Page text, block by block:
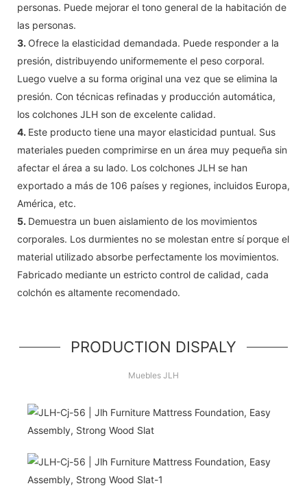
personas. Puede mejorar el tono general de la habitación de
las personas.
3. Ofrece la elasticidad demandada. Puede responder a la
presión, distribuyendo uniformemente el peso corporal.
Luego vuelve a su forma original una vez que se elimina la
presión. Con técnicas refinadas y producción automática,
los colchones JLH son de excelente calidad.
4. Este producto tiene una mayor elasticidad puntual. Sus
materiales pueden comprimirse en un área muy pequeña sin
afectar el área a su lado. Los colchones JLH se han
exportado a más de 106 países y regiones, incluidos Europa,
América, etc.
5. Demuestra un buen aislamiento de los movimientos
corporales. Los durmientes no se molestan entre sí porque el
material utilizado absorbe perfectamente los movimientos.
Fabricado mediante un estricto control de calidad, cada
colchón es altamente recomendado.
PRODUCTION DISPALY
Muebles JLH